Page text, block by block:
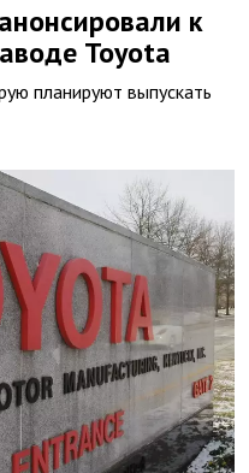
к
Toyota
планируют выпускать